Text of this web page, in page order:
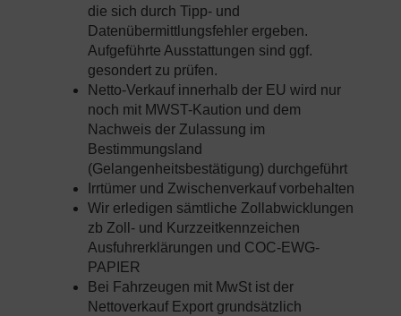
die sich durch Tipp- und
Datenübermittlungsfehler ergeben.
Aufgeführte Ausstattungen sind ggf.
gesondert zu prüfen.
Netto-Verkauf innerhalb der EU wird nur
noch mit MWST-Kaution und dem
Nachweis der Zulassung im
Bestimmungsland
(Gelangenheitsbestätigung) durchgeführt
Irrtümer und Zwischenverkauf vorbehalten
Wir erledigen sämtliche Zollabwicklungen
zb Zoll- und Kurzzeitkennzeichen
Ausfuhrerklärungen und COC-EWG-
PAPIER
Bei Fahrzeugen mit MwSt ist der
Nettoverkauf Export grundsätzlich